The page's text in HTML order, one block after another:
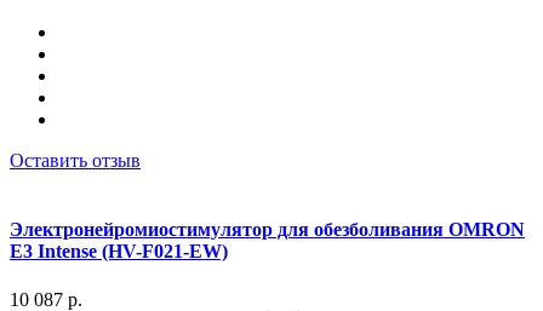
Оставить отзыв
Электронейромиостимулятор для обезболивания OMRON
Е3 Intense (HV-F021-EW)
10 087 р.